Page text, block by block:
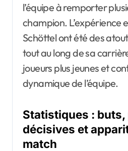
l’équipe à remporter
champion. L’expérience
Schöttel ont été des
tout au long de sa
joueurs plus jeunes et
dynamique de l’équipe.
Statistiques : buts,
décisives et
match